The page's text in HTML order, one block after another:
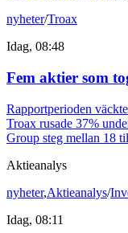
nyheter/Troax
Idag, 08:48
Fem aktier som
Rapportperioden
Troax rusade 37%
Group steg mellan 18
Aktieanalys
nyheter,Aktieanalys/
Idag, 08:11